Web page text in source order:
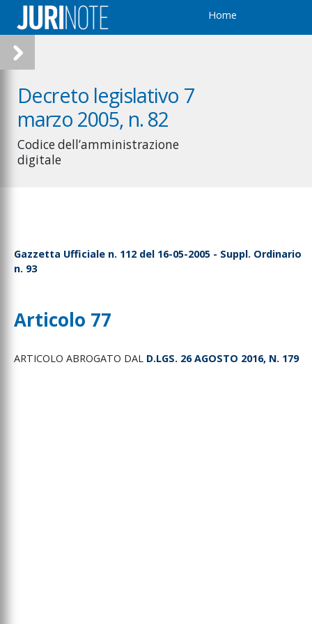
Home
Decreto legislativo 7
marzo 2005, n. 82
Codice dell’amministrazione
digitale
Gazzetta Ufficiale n. 112 del 16-05-2005 - Suppl. Ordinario
n. 93
Articolo 77
ARTICOLO ABROGATO DAL D.LGS. 26 AGOSTO 2016, N. 179